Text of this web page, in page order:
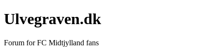
Ulvegraven.dk
Forum for FC Midtjylland fans